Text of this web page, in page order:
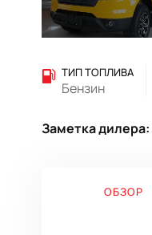
ТИП ТОПЛИВА
Бензин
Заметка дилера:
ОБЗОР